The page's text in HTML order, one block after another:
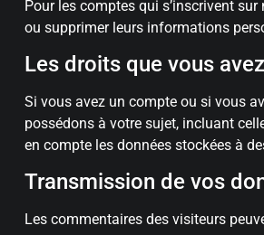
Pour les comptes qui s’inscrivent
ou supprimer leurs informations
Les droits que vous
Si vous avez un compte ou si vous
possédons à votre sujet, incluant
en compte les données stockées à
Transmission de vos
Les commentaires des visiteurs